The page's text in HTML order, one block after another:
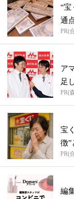
“宝
通
PR(
ア
足
PR(
宝
徴”
PR(
編